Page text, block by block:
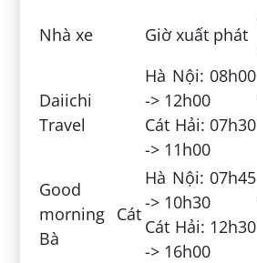
Nhà xe Giờ xuất phát
Daiichi
Travel
Hà Nội: 08h00
-> 12h00
Cát Hải: 07h30
-> 11h00
Good
morning Cát
Bà
Hà Nội: 07h45
-> 10h30
Cát Hải: 12h30
-> 16h00